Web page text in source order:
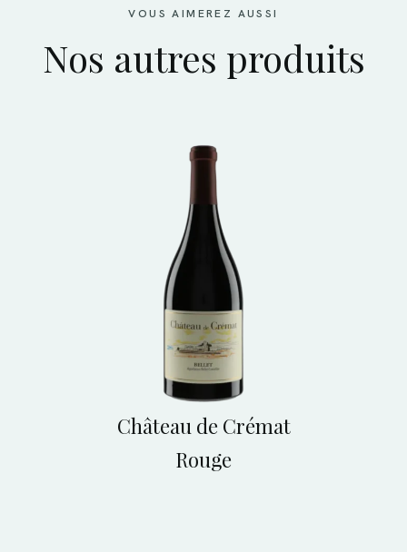
VOUS AIMEREZ AUSSI
Nos autres produits
Château de Crémat
Rouge